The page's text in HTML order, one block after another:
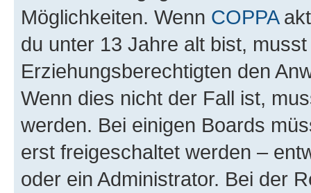
Möglichkeiten. Wenn COPPA
du unter 13 Jahre alt bist,
Erziehungsberechtigten den
Wenn dies nicht der Fall ist,
werden. Bei einigen Boards
erst freigeschaltet werden –
oder ein Administrator. Bei der